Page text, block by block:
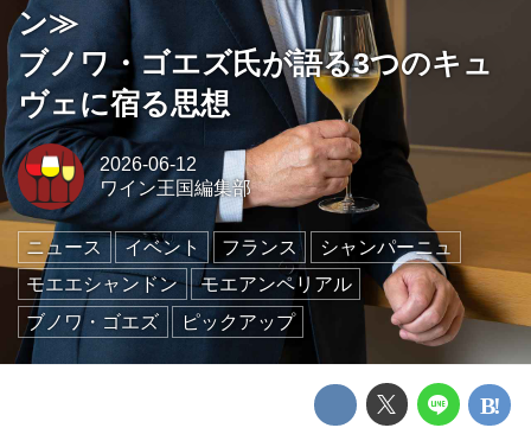
ン≫
ブノワ・ゴエズ氏が語る3つのキュ
ヴェに宿る思想
2026-06-12
ワイン王国編集部
ニュース イベント フランス
シャンパーニュ
モエエシャンドン
モエアンペリアル
ブノワ・ゴエズ
ピックアップ